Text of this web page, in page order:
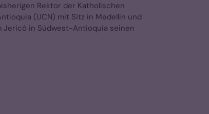
Rektor der Katholischen
(UCN) mit Sitz in Medellin und
Jericó in Südwest-Antioquia seinen